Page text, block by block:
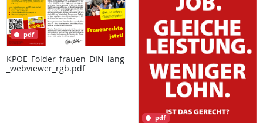
pdf
KPOE_Folder_frauen_DIN_lang
_webviewer_rgb.pdf
pdf